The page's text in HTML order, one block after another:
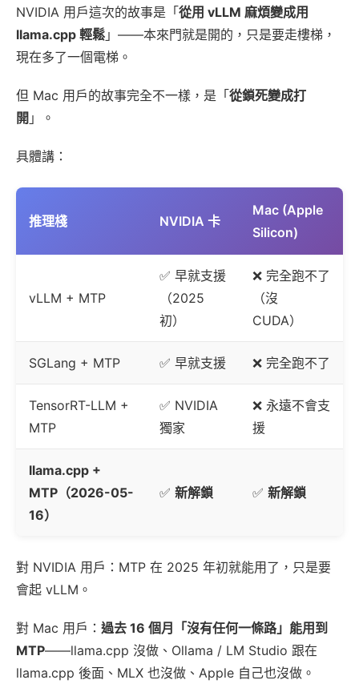
NVIDIA 用戶這次的故事是「 從用 vLLM 麻煩變成用
llama.cpp 輕鬆 」——本來門就是開的，只是要走樓梯，
現在多了一個電梯。
但 Mac 用戶的故事完全不一樣，是「 從鎖死變成打
開 」。
具體講：
推理棧 NVIDIA 卡
Mac (Apple
Silicon)
vLLM + MTP
✅ 早就支援
（2025
初）
❌ 完全跑不了
（沒
CUDA）
SGLang + MTP ✅ 早就支援 ❌ 完全跑不了
TensorRT-LLM +
MTP
✅ NVIDIA
獨家
❌ 永遠不會支
援
llama.cpp +
MTP（2026-05-
16）
✅ 新解鎖 ✅ 新解鎖
對 NVIDIA 用戶：MTP 在 2025 年初就能用了，只是要
會起 vLLM。
對 Mac 用戶： 過去 16 個月「沒有任何一條路」能用到
MTP——llama.cpp 沒做、Ollama / LM Studio 跟在
llama.cpp 後面、MLX 也沒做、Apple 自己也沒做。